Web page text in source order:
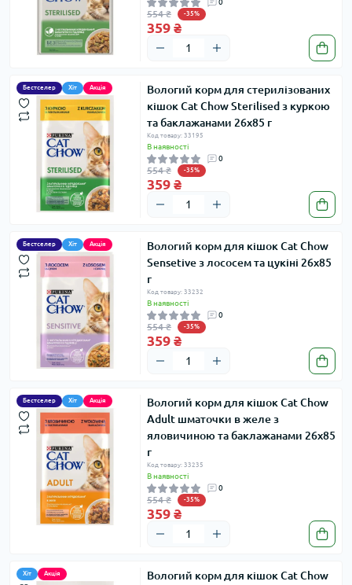
0
554 ₴ -35%
359 ₴
Бестселер Хіт Акція
Вологий корм для стерилізованих
кішок Cat Chow Sterilised з куркою
та баклажанами 26х85 г
Код товару: 33195
В наявності
0
554 ₴ -35%
359 ₴
Бестселер Хіт Акція
Вологий корм для кішок Cat Chow
Sensetive з лососем та цукіні 26х85
г
Код товару: 33232
В наявності
0
554 ₴ -35%
359 ₴
Бестселер Хіт Акція
Вологий корм для кішок Cat Chow
Adult шматочки в желе з
яловичиною та баклажанами 26х85
г
Код товару: 33235
В наявності
0
554 ₴ -35%
359 ₴
Хіт Акція
Вологий корм для кішок Cat Chow